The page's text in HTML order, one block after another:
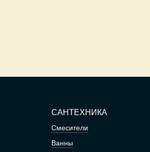
САНТЕХНИКА
Смесители
Ванны